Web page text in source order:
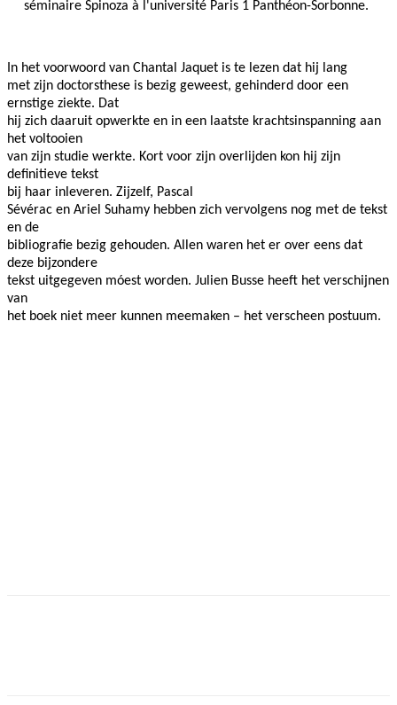
séminaire Spinoza à l'université Paris 1 Panthéon-Sorbonne.
In het voorwoord van Chantal Jaquet is te lezen dat hij lang
met zijn doctorsthese is bezig geweest, gehinderd door een
ernstige ziekte. Dat
hij zich daaruit opwerkte en in een laatste krachtsinspanning aan
het voltooien
van zijn studie werkte. Kort voor zijn overlijden kon hij zijn
definitieve tekst
bij haar inleveren. Zijzelf, Pascal
Sévérac en Ariel Suhamy hebben zich vervolgens nog met de tekst
en de
bibliografie bezig gehouden. Allen waren het er over eens dat
deze bijzondere
tekst uitgegeven móest worden. Julien Busse heeft het verschijnen
van
het boek niet meer kunnen meemaken – het verscheen postuum.